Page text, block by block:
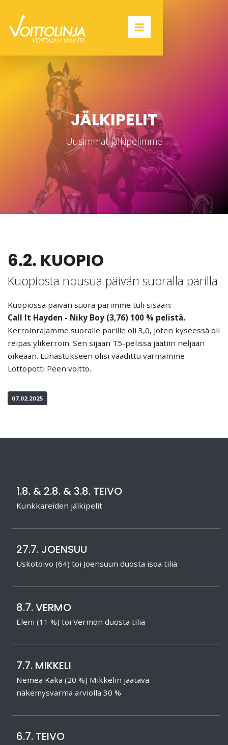
JÄLKIPELIT
Uusimmat jälkipelimme
6.2. KUOPIO
Kuopiosta nousua päivän suoralla parilla
Kuopiossa päivän suora parimme tuli sisään:
Call It Hayden - Niky Boy (3,76) 100 % pelistä.
Kerroinrajamme suoralle parille oli 3,0, joten kyseessä oli
reipas ylikerroin. Sen sijaan T5-pelissä jäätiin neljään
oikeaan. Lunastukseen olisi vaadittu varmamme
Lottopotti Peen voitto.
07.02.2025
1.8. & 2.8. & 3.8. TEIVO
Kunkkareiden jälkipelit
27.7. JOENSUU
Uskotoivo (64) toi Joensuun duosta isoa tiliä
8.7. VERMO
Eleni (11 %) toi Vermon duosta tiliä
7.7. MIKKELI
Nemea Kaka (20 %) Mikkelin jäätävä
näkemysvarma arviolla 30 %
6.7. TEIVO